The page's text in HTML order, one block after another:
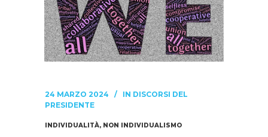
24 MARZO 2024 IN DISCORSI DEL
PRESIDENTE
INDIVIDUALITÀ, NON INDIVIDUALISMO